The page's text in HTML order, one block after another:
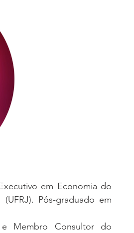
em Economia do
Pós-graduado em
e Membro Consultor do